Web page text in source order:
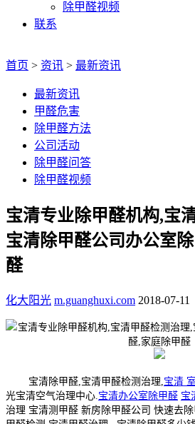
除甲醛视频
联系
首页 > 资讯 > 最新资讯
最新资讯
甲醛危害
除甲醛方法
公司活动
除甲醛问答
除甲醛视频
宝清专业除甲醛机构,宝
宝清除甲醛公司办公室
醛
化大阳光 m.guanghuxi.com 2018-07-11
宝清除甲醛,宝清甲醛检测治理, 宝清
光宝清空气治理中心. 宝清办公室除甲醛 宝
治理 宝清测甲醛 新房除甲醛公司 快速去